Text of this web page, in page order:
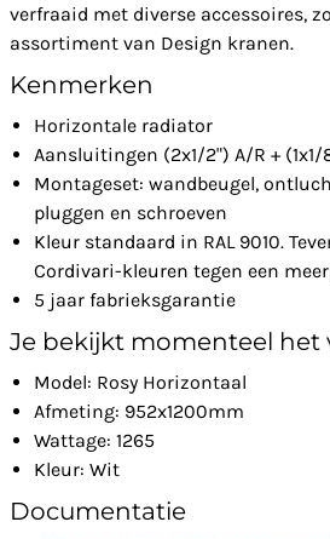
verfraaid met diverse accessoires,
assortiment van Design kranen.
Kenmerken
Horizontale radiator
Aansluitingen (2x1/2") A/R +
Montageset: wandbeugel,
pluggen en schroeven
Kleur standaard in RAL 9010.
Cordivari-kleuren tegen een
5 jaar fabrieksgarantie
Je bekijkt momenteel het
Model: Rosy Horizontaal
Afmeting: 952x1200mm
Wattage: 1265
Kleur: Wit
Documentatie